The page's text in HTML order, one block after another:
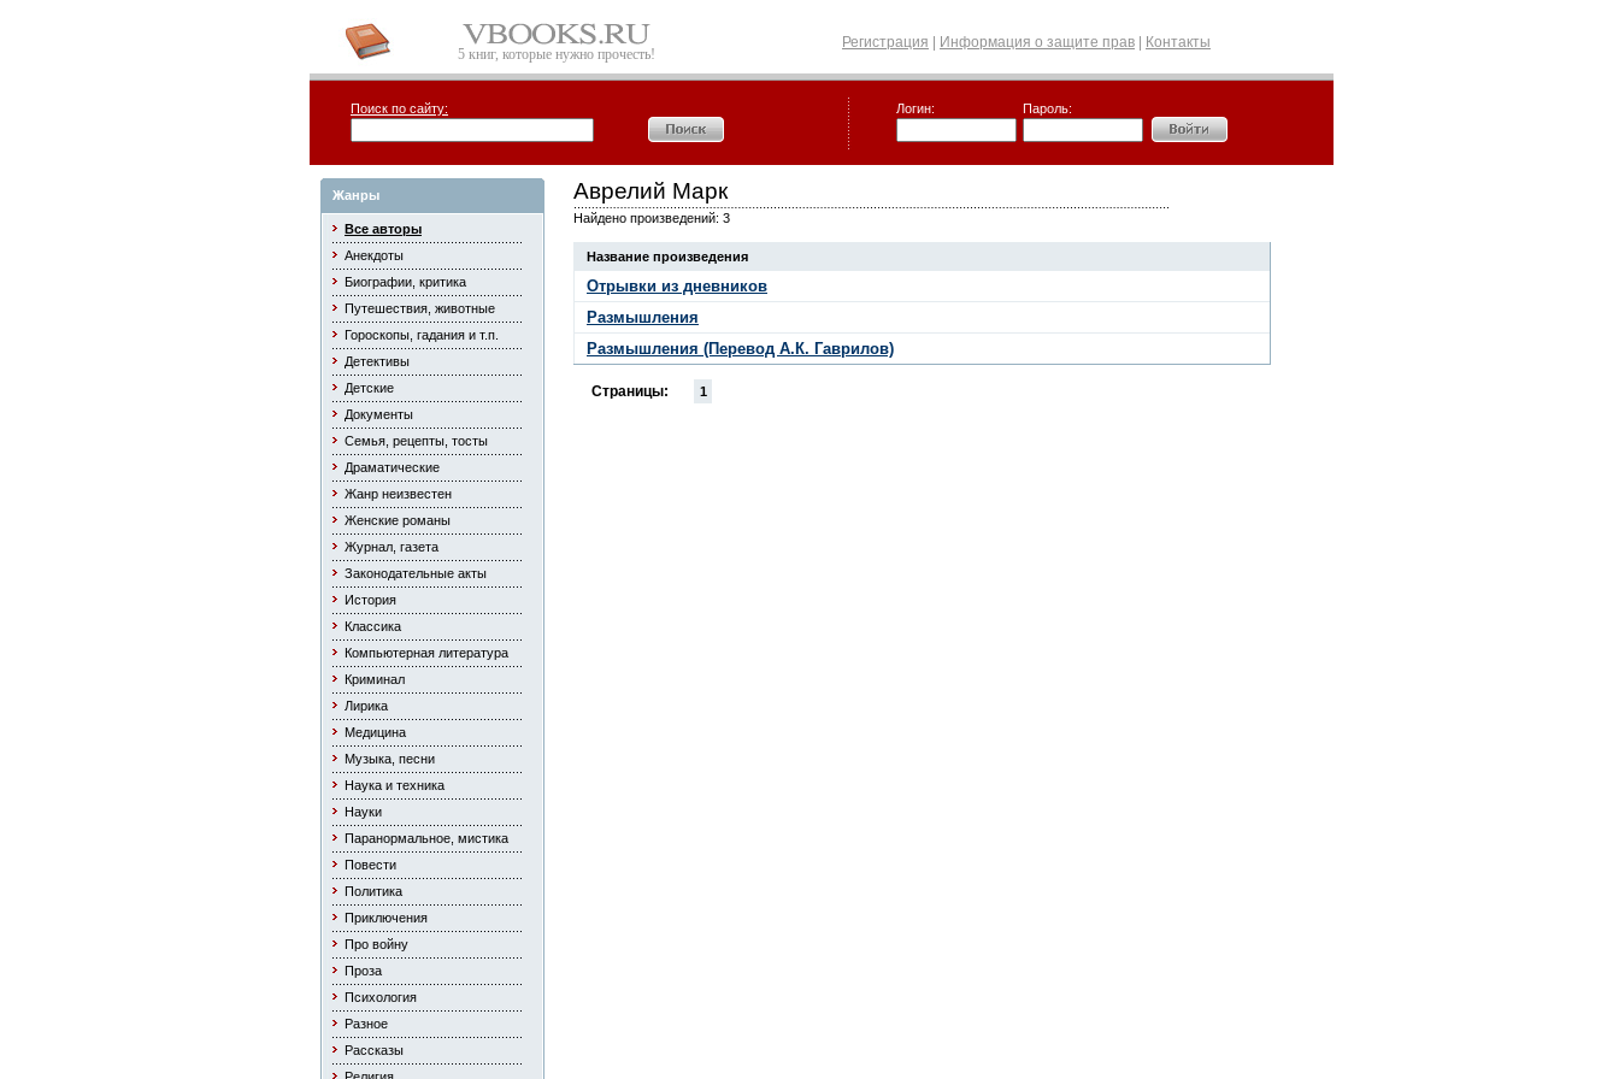
5 книг, которые нужно прочесть!
Регистрация Информация о защите прав Контакты
Поиск по сайту: Логин: Пароль:
Жанры
Все авторы
Анекдоты
Биографии, критика
Путешествия, животные
Гороскопы, гадания и т.п.
Детективы
Детские
Документы
Семья, рецепты, тосты
Драматические
Жанр неизвестен
Женские романы
Журнал, газета
Законодательные акты
История
Классика
Компьютерная литература
Криминал
Лирика
Медицина
Музыка, песни
Наука и техника
Науки
Паранормальное, мистика
Повести
Политика
Приключения
Про войну
Проза
Психология
Разное
Рассказы
Аврелий Марк
Найдено произведений: 3
Название произведения
Отрывки из дневников
Размышления
Размышления (Перевод А.К. Гаврилов)
Страницы: 1